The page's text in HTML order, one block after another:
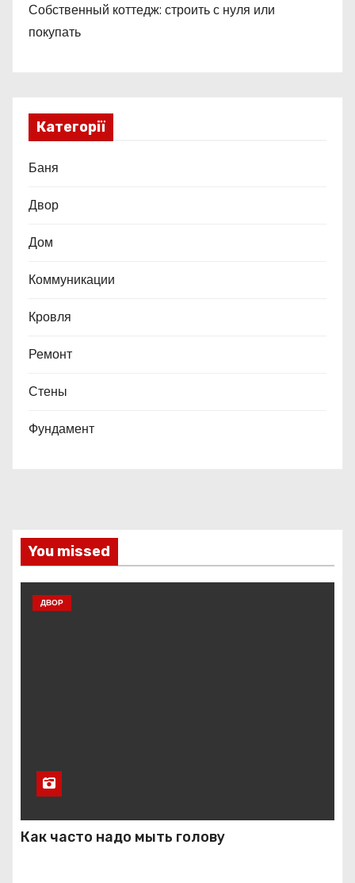
Собственный коттедж: строить с нуля или
покупать
Категорії
Баня
Двор
Дом
Коммуникации
Кровля
Ремонт
Стены
Фундамент
You missed
ДВОР
Как часто надо мыть голову